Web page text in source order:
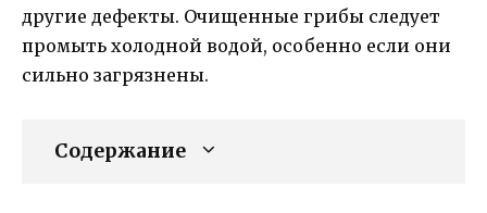
другие дефекты. Очищенные грибы следует
промыть холодной водой, особенно если они
сильно загрязнены.
Содержание